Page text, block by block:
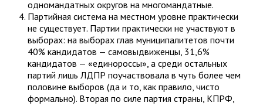
одномандатных округов на многомандатные.
Партийная система на местном уровне практически
не существует. Партии практически не участвуют в
выборах: на выборах глав муниципалитетов почти
40% кандидатов — самовыдвиженцы, 31,6%
кандидатов — «единороссы», а среди остальных
партий лишь ЛДПР поучаствовала в чуть более чем
половине выборов (да и то, как правило, чисто
формально). Вторая по силе партия страны, КПРФ,